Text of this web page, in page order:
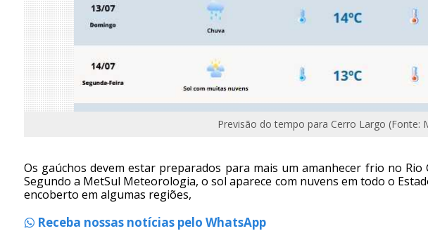
Previsão do tempo para Cerro Largo (Fonte:
Os gaúchos devem estar preparados para mais um amanhecer frio no Rio
Segundo a MetSul Meteorologia, o sol aparece com nuvens em todo o
encoberto em algumas regiões,
Receba nossas notícias pelo WhatsApp